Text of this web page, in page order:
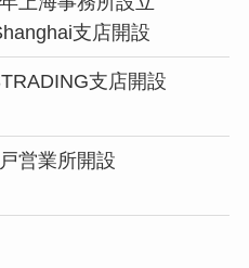
支店開設
支店開設
営業所開設